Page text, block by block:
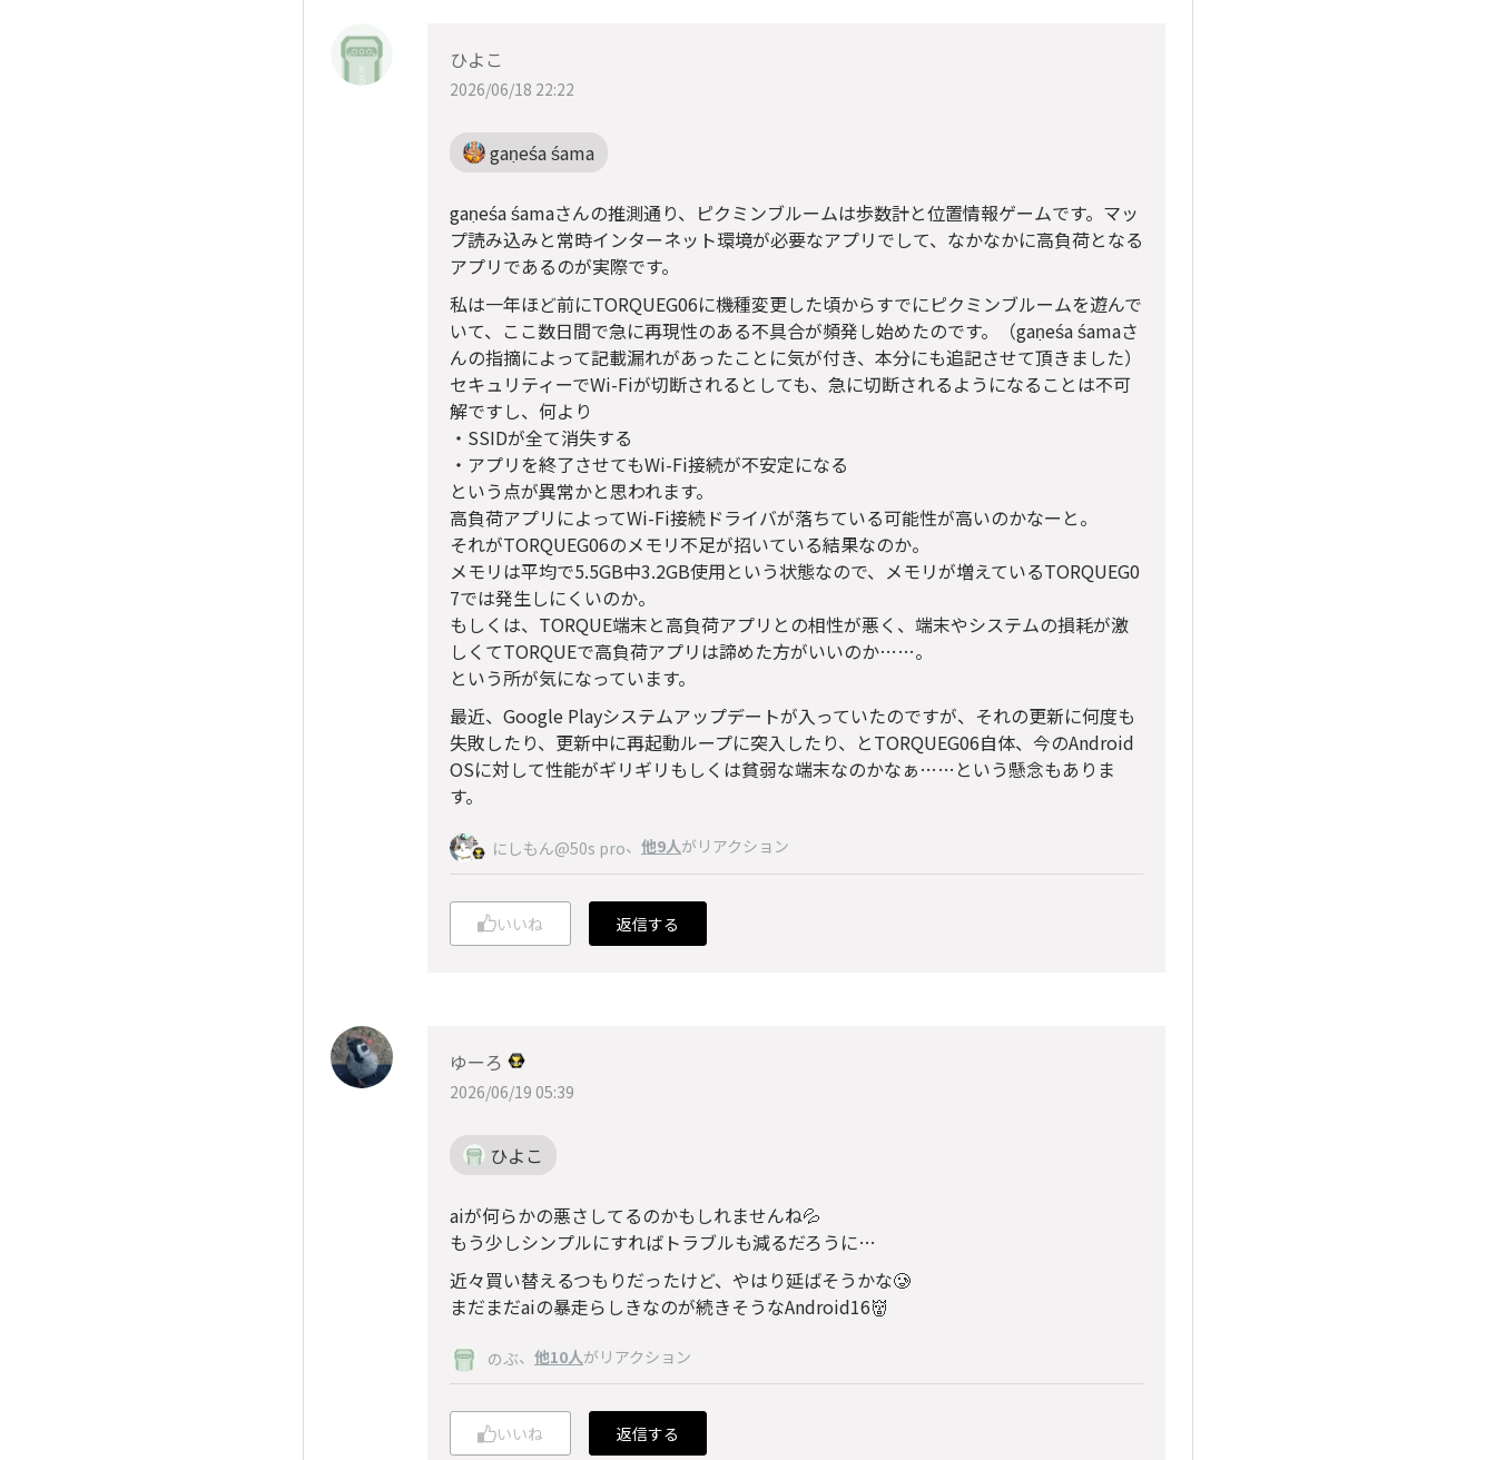
ひよこ
2026/06/18 22:22
gaṇeśa śama
gaṇeśa śamaさんの推測通り、ピクミンブルームは歩数計と位置情報ゲームです。マッ
プ読み込みと常時インターネット環境が必要なアプリでして、なかなかに高負荷となる
アプリであるのが実際です。
私は一年ほど前にTORQUEG06に機種変更した頃からすでにピクミンブルームを遊んで
いて、ここ数日間で急に再現性のある不具合が頻発し始めたのです。（gaṇeśa śamaさ
んの指摘によって記載漏れがあったことに気が付き、本分にも追記させて頂きました）
セキュリティーでWi-Fiが切断されるとしても、急に切断されるようになることは不可
解ですし、何より
・SSIDが全て消失する
・アプリを終了させてもWi-Fi接続が不安定になる
という点が異常かと思われます。
高負荷アプリによってWi-Fi接続ドライバが落ちている可能性が高いのかなーと。
それがTORQUEG06のメモリ不足が招いている結果なのか。
メモリは平均で5.5GB中3.2GB使用という状態なので、メモリが増えているTORQUEG0
7では発生しにくいのか。
もしくは、TORQUE端末と高負荷アプリとの相性が悪く、端末やシステムの損耗が激
しくてTORQUEで高負荷アプリは諦めた方がいいのか……。
という所が気になっています。
最近、Google Playシステムアップデートが入っていたのですが、それの更新に何度も
失敗したり、更新中に再起動ループに突入したり、とTORQUEG06自体、今のAndroid
OSに対して性能がギリギリもしくは貧弱な端末なのかなぁ……という懸念もありま
す。
にしもん@50s pro、 他9人がリアクション
いいね 返信する
ゆーろ
2026/06/19 05:39
ひよこ
aiが何らかの悪さしてるのかもしれませんね💦
もう少しシンプルにすればトラブルも減るだろうに…
近々買い替えるつもりだったけど、やはり延ばそうかな🥲
まだまだaiの暴走らしきなのが続きそうなAndroid16👹
のぶ、 他10人がリアクション
いいね 返信する